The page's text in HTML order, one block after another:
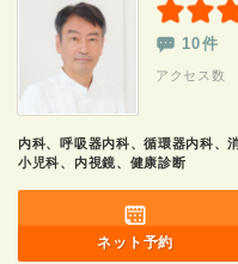
10件
アクセス数
内科、呼吸器内科、循環器内科、
小児科、内視鏡、健康診断
ネット予約